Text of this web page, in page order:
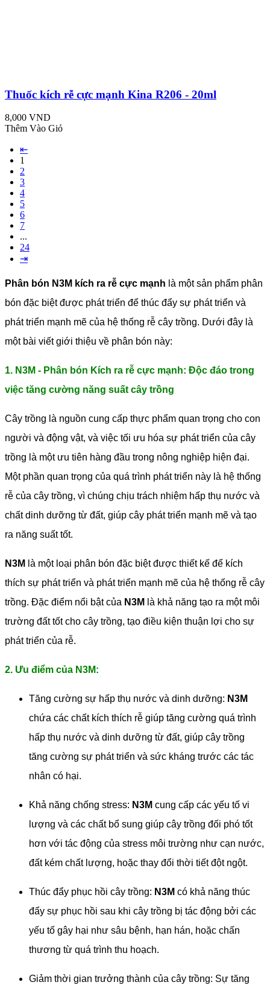
Thuốc kích rễ cực mạnh Kina R206 - 20ml
8,000 VND
Thêm Vào Giỏ
⇤
1
2
3
4
5
6
7
...
24
⇥
Phân bón N3M kích ra rễ cực mạnh là một sản phẩm phân
bón đặc biệt được phát triển để thúc đẩy sự phát triển và
phát triển mạnh mẽ của hệ thống rễ cây trồng. Dưới đây là
một bài viết giới thiệu về phân bón này:
1. N3M - Phân bón Kích ra rễ cực mạnh: Độc đáo trong
việc tăng cường năng suất cây trồng
Cây trồng là nguồn cung cấp thực phẩm quan trọng cho con
người và động vật, và việc tối ưu hóa sự phát triển của cây
trồng là một ưu tiên hàng đầu trong nông nghiệp hiện đại.
Một phần quan trọng của quá trình phát triển này là hệ thống
rễ của cây trồng, vì chúng chịu trách nhiệm hấp thụ nước và
chất dinh dưỡng từ đất, giúp cây phát triển mạnh mẽ và tạo
ra năng suất tốt.
N3M là một loại phân bón đặc biệt được thiết kế để kích
thích sự phát triển và phát triển mạnh mẽ của hệ thống rễ cây
trồng. Đặc điểm nổi bật của N3M là khả năng tạo ra một môi
trường đất tốt cho cây trồng, tạo điều kiện thuận lợi cho sự
phát triển của rễ.
2. Ưu điểm của N3M:
Tăng cường sự hấp thụ nước và dinh dưỡng: N3M
chứa các chất kích thích rễ giúp tăng cường quá trình
hấp thụ nước và dinh dưỡng từ đất, giúp cây trồng
tăng cường sự phát triển và sức kháng trước các tác
nhân có hại.
Khả năng chống stress: N3M cung cấp các yếu tố vi
lượng và các chất bổ sung giúp cây trồng đối phó tốt
hơn với tác động của stress môi trường như cạn nước,
đất kém chất lượng, hoặc thay đổi thời tiết đột ngột.
Thúc đẩy phục hồi cây trồng: N3M có khả năng thúc
đẩy sự phục hồi sau khi cây trồng bị tác động bởi các
yếu tố gây hại như sâu bệnh, hạn hán, hoặc chấn
thương từ quá trình thu hoạch.
Giảm thời gian trưởng thành của cây trồng: Sự tăng